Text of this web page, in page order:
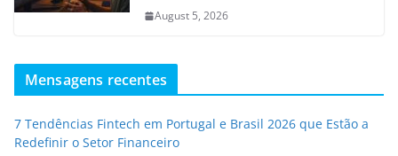
August 5, 2026
Mensagens recentes
7 Tendências Fintech em Portugal e Brasil 2026 que Estão a
Redefinir o Setor Financeiro